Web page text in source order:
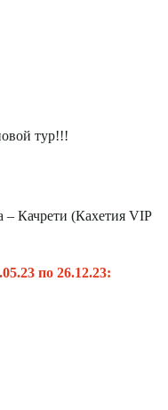
тур!!!
Качрети (Кахетия VIP
по 26.12.23: